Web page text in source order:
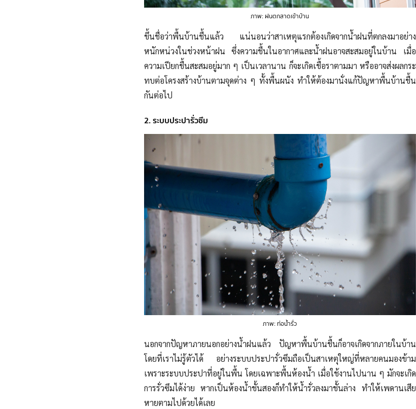
ภาพ: ฝนตกสาดเข้าบ้าน
ขึ้นชื่อว่าพื้นบ้านชื้นแล้ว แน่นอนว่าสาเหตุแรกต้องเกิดจากน้ำฝนที่ตกลงมาอย่าง
หนักหน่วงในช่วงหน้าฝน ซึ่งความชื้นในอากาศและน้ำฝนอาจสะสมอยู่ในบ้าน เมื่อ
ความเปียกชื้นสะสมอยู่มาก ๆ เป็นเวลานาน ก็จะเกิดเชื้อราตามมา หรืออาจส่งผลกระ
ทบต่อโครงสร้างบ้านตามจุดต่าง ๆ ทั้งพื้นผนัง ทำให้ต้องมานั่งแก้ปัญหาพื้นบ้านชื้น
กันต่อไป
2. ระบบประปารั่วซึม
ภาพ: ท่อน้ำรั่ว
นอกจากปัญหาภายนอกอย่างน้ำฝนแล้ว ปัญหาพื้นบ้านชื้นก็อาจเกิดจากภายในบ้าน
โดยที่เราไม่รู้ตัวได้ อย่างระบบประปารั่วซึมถือเป็นสาเหตุใหญ่ที่หลายคนมองข้าม
เพราะระบบประปาที่อยู่ในพื้น โดยเฉพาะพื้นห้องน้ำ เมื่อใช้งานไปนาน ๆ มักจะเกิด
การรั่วซึมได้ง่าย หากเป็นห้องน้ำชั้นสองก็ทำให้น้ำรั่วลงมาชั้นล่าง ทำให้เพดานเสีย
หายตามไปด้วยได้เลย